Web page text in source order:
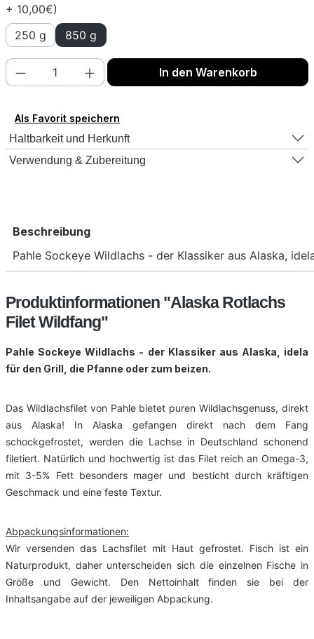
+ 10,00€)
250 g
850 g
Produkt Anzahl: Gib den gewünschten
In den Warenkorb
Als Favorit speichern
Haltbarkeit und Herkunft
Verwendung & Zubereitung
Beschreibung
Pahle Sockeye Wildlachs - der Klassiker aus Alaska,
Produktinformationen "Alaska Rotlachs
Filet Wildfang"
Pahle Sockeye Wildlachs - der Klassiker aus Alaska, idela
für den Grill, die Pfanne oder zum beizen.
Das Wildlachsfilet von Pahle bietet puren Wildlachsgenuss, direkt
aus Alaska! In Alaska gefangen direkt nach dem Fang
schockgefrostet, werden die Lachse in Deutschland schonend
filetiert. Natürlich und hochwertig ist das Filet reich an Omega-3,
mit 3-5% Fett besonders mager und besticht durch kräftigen
Geschmack und eine feste Textur.
Abpackungsinformationen:
Wir versenden das Lachsfilet mit Haut gefrostet. Fisch ist ein
Naturprodukt, daher unterscheiden sich die einzelnen Fische in
Größe und Gewicht. Den Nettoinhalt finden sie bei der
Inhaltsangabe auf der jeweiligen Abpackung.